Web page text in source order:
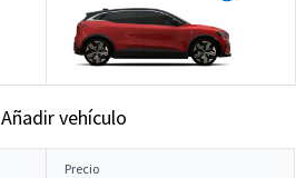
Añadir vehículo
Precio